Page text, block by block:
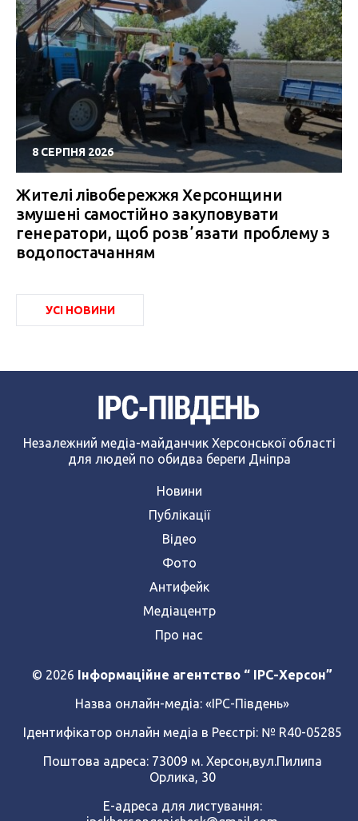
8 СЕРПНЯ 2026
Жителі лівобережжя Херсонщини
змушені самостійно закуповувати
генератори, щоб розвʼязати проблему з
водопостачанням
УСІ НОВИНИ
Незалежний медіа-майданчик Херсонської області
для людей по обидва береги Дніпра
Новини
Публікації
Відео
Фото
Антифейк
Медіацентр
Про нас
© 2026 Інформаційне агентство “ IPC-Херсон”
Назва онлайн-медіа: «ІРС-Південь»
Ідентифікатор онлайн медіа в Реєстрі: № R40-05285
Поштова адреса: 73009 м. Херсон,вул.Пилипа
Орлика, 30
Е-адреса для листування: